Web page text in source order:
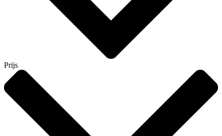
Prijs